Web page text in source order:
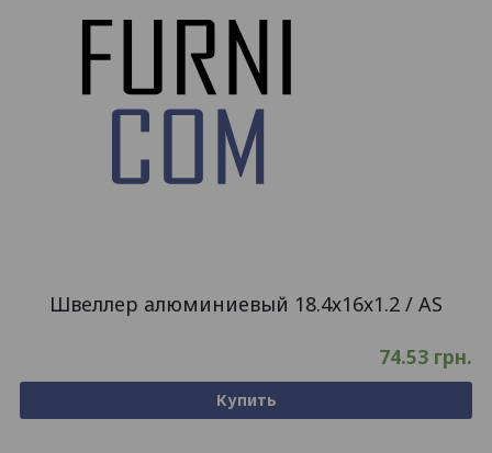
Швеллер алюминиевый 18.4х16х1.2 / AS
74.53 грн.
Купить